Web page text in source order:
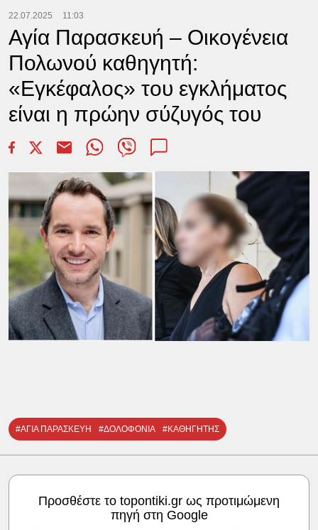
22.07.2025 11:03
Αγία Παρασκευή – Οικογένεια
Πολωνού καθηγητή:
«Εγκέφαλος» του εγκλήματος
είναι η πρώην σύζυγός του
#ΑΓΙΑ ΠΑΡΑΣΚΕΥΗ #ΔΟΛΟΦΟΝΙΑ #ΚΑΘΗΓΗΤΗΣ
Προσθέστε το topontiki.gr ως προτιμώμενη
πηγή στη Google